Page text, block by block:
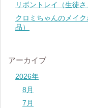
リボントレイ（生徒
クロミちゃんのメイ
品）
アーカイブ
2026年
8月
7月